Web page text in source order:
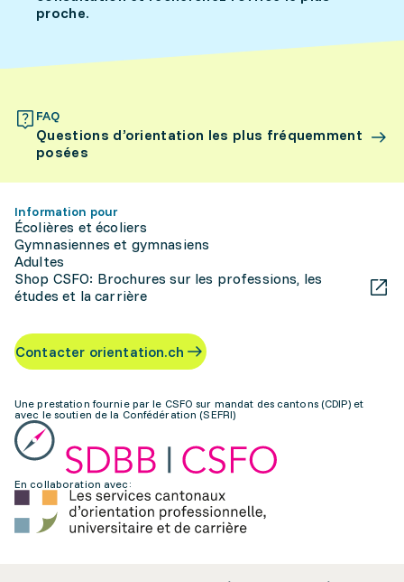
proche.
FAQ
Questions d’orientation les plus fréquemment
posées
Information pour
Écolières et écoliers
Gymnasiennes et gymnasiens
Adultes
Shop CSFO: Brochures sur les professions, les
études et la carrière
Contacter orientation.ch
Une prestation fournie par le CSFO sur mandat des cantons (CDIP) et
avec le soutien de la Confédération (SEFRI)
En collaboration avec: